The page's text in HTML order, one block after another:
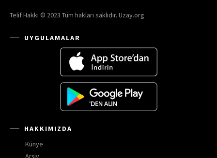
Telif Hakkı © 2023 Tüm hakları saklıdır. Uzay.org
UYGULAMALAR
HAKKIMIZDA
Künye
Arşiv